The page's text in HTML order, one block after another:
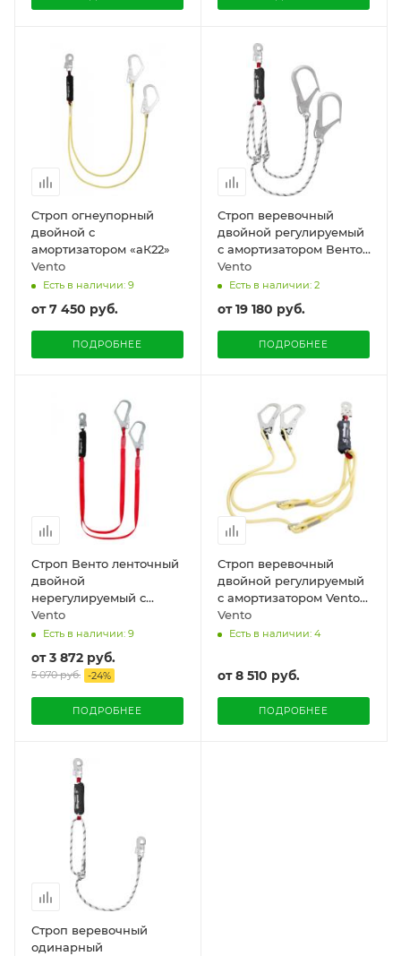
Строп огнеупорный
двойной с
амортизатором «aК22»
Vento
Есть в наличии: 9
от7 450 руб.
ПОДРОБНЕЕ
Строп веревочный
двойной регулируемый
с амортизатором Венто
«aB22р 110»
Vento
Есть в наличии: 2
от19 180 руб.
ПОДРОБНЕЕ
Строп Венто ленточный
двойной
нерегулируемый с
амортизатором
Vento
Есть в наличии: 9
от3 872 руб.
5 070 руб. -24%
ПОДРОБНЕЕ
Строп веревочный
двойной регулируемый
с амортизатором Vento
"аК22р огнеупорный"
Vento
Есть в наличии: 4
от8 510 руб.
ПОДРОБНЕЕ
Строп веревочный
одинарный